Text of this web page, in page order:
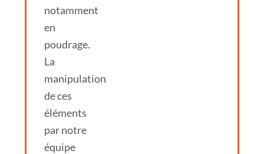
notamment
en
poudrage.
La
manipulation
de ces
éléments
par notre
équipe